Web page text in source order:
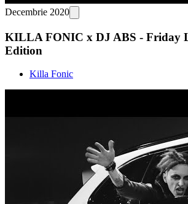
Decembrie 2020
KILLA FONIC x DJ ABS - Friday
Edition
Killa Fonic